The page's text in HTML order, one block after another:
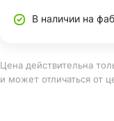
В наличии на
Цена действительна
и может отличаться от